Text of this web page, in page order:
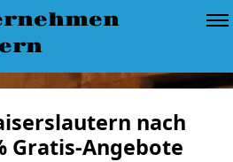
nach
Gratis-Angebote